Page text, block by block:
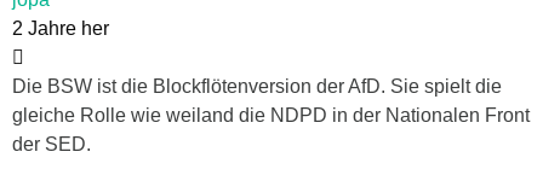
2 Jahre her
Die BSW ist die Blockflötenversion der AfD. Sie spielt die
gleiche Rolle wie weiland die NDPD in der Nationalen Front
der SED.